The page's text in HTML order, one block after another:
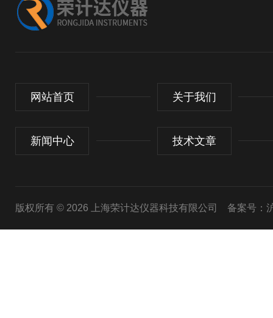
网站首页 关于我们
新闻中心 技术文章
版权所有 © 2026 上海荣计达仪器科技有限公司 备案号：